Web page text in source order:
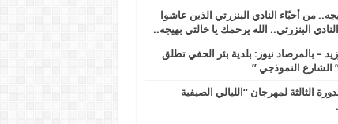
من أحبّاء النادي البنزرتي الذين عاشوا
البنزرتي.. الله يرحمك يا خالتي بهيجه..
– بالمرصاد نيوز: بلدية بئر الحفي تطلق
الشارع النموذجي ”
الثالثة لمهرجان “الليالي الصيفية